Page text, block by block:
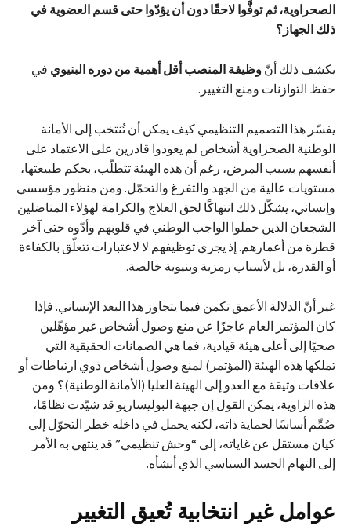
الصحراوية، ثم توفَّوا لاحقًا دون أن يؤدّوا حتى قسم العضوية في
ذلك الجهاز؟
يكشف ذلك أنّ وظيفة المنصب أقل أهمية من دوره البنيوي في
حفظ التوازنات ومنع التغيير.
يفسّر هذا التصميم التنظيمي كيف يمكن أن تُنتخب إلى الأمانة
الوطنية الصحراوية أشخاص لم يعودوا قادرين على الاعتماد على
أنفسهم بسبب المرض، رغم أن هذه الهيئة تتطلّب، بحكم طبيعتها،
مستويات عالية من الجهد والتفرغ والتحمّل. ومن منظور مؤسسي
وإنساني، يشكّل ذلك انتهاكًا لحق العلاج والكرامة لهؤلاء المناضلين
الشجعان الذين حملوا الواجب الوطني في قلوبهم وأدّوه حتى آخر
قطرة من أعمارهم. إذ يجري توظيفهم لا لاعتبارات تتعلّق بالكفاءة
أو القدرة، بل لأسباب رمزية وبنيوية خالصة.
غير أنّ الدلالة الأعمق تكمن فيما يتجاوز هذا البعد الإنساني. فإذا
كان المؤتمر العام عاجزًا عن منع وصول أشخاص غير مؤهّلين
صحيًا إلى أعلى هيئة قيادية، فما هي الضمانات الحقيقية التي
تملكها هذه الهيئة (المؤتمر) لمنع وصول أشخاص ذوي ارتباطات أو
علاقات وثيقة مع العدو إلى الهيئة العليا (الأمانة الوطنية)؟ ومن
هذه الزاوية، يمكن القول إن جبهة البوليساريو قد شيّدت نظامًا،
صُمِّم أساسًا لحماية ذاته، لكنه يحمل في داخله خطر التحوّل إلى
كيان مستقل عن غاياته، إلى “وحش تنظيمي” قد ينتهي به الأمر
إلى التهام الجسد السياسي الذي أنشأه.
عوامل غير انتخابية تُعيق التغيير